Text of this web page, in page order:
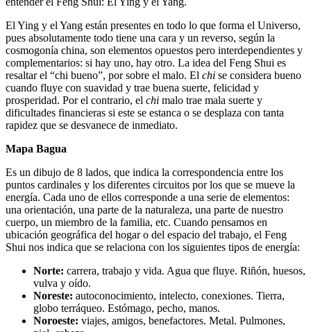
El Ying y el Yang están presentes en todo lo que forma el Universo,
pues absolutamente todo tiene una cara y un reverso, según la
cosmogonía china, son elementos opuestos pero interdependientes y
complementarios: si hay uno, hay otro. La idea del Feng Shui es
resaltar el “chi bueno”, por sobre el malo. El chi se considera bueno
cuando fluye con suavidad y trae buena suerte, felicidad y
prosperidad. Por el contrario, el chi malo trae mala suerte y
dificultades financieras si este se estanca o se desplaza con tanta
rapidez que se desvanece de inmediato.
Mapa Bagua
Es un dibujo de 8 lados, que indica la correspondencia entre los
puntos cardinales y los diferentes circuitos por los que se mueve la
energía. Cada uno de ellos corresponde a una serie de elementos:
una orientación, una parte de la naturaleza, una parte de nuestro
cuerpo, un miembro de la familia, etc. Cuando pensamos en
ubicación geográfica del hogar o del espacio del trabajo, el Feng
Shui nos indica que se relaciona con los siguientes tipos de energía:
Norte: carrera, trabajo y vida. Agua que fluye. Riñón, huesos,
vulva y oído.
Noreste: autoconocimiento, intelecto, conexiones. Tierra,
globo terráqueo. Estómago, pecho, manos.
Noroeste: viajes, amigos, benefactores. Metal. Pulmones,